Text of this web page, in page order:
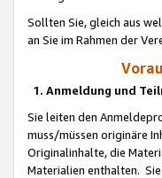
Sollten Sie, gleich aus
an Sie im Rahmen der
1. Anmeldung und
Sie leiten den
muss/müssen originäre
Originalinhalte, die
Materialien enthalten.